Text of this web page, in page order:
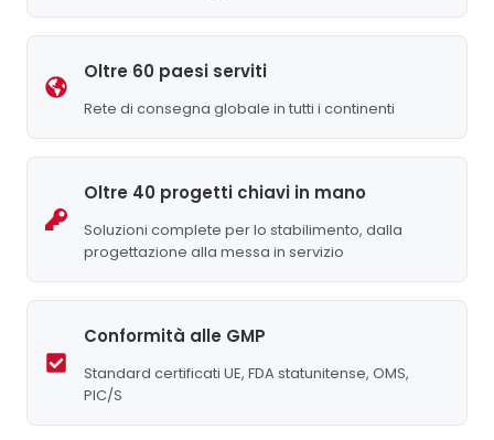
Oltre 60 paesi serviti
Rete di consegna globale in tutti i continenti
Oltre 40 progetti chiavi in mano
Soluzioni complete per lo stabilimento, dalla
progettazione alla messa in servizio
Conformità alle GMP
Standard certificati UE, FDA statunitense, OMS,
PIC/S